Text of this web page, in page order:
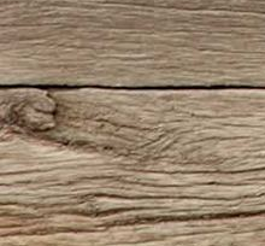
IMG_2283